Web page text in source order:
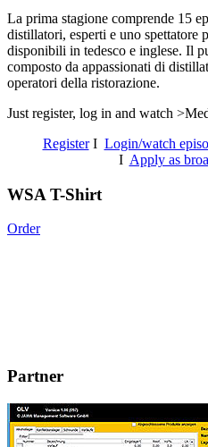
La prima stagione comprende 15
distillatori, esperti e uno spettatore
disponibili in tedesco e inglese. Il
composto da appassionati di
operatori della ristorazione.
Just register, log in and watch
RegisterI Login/watch
I Apply as
WSA T-Shirt
Order
Partner